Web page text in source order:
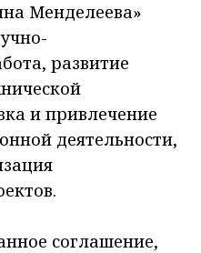
Менделеева»
развитие
и привлечение
деятельности,
соглашение,